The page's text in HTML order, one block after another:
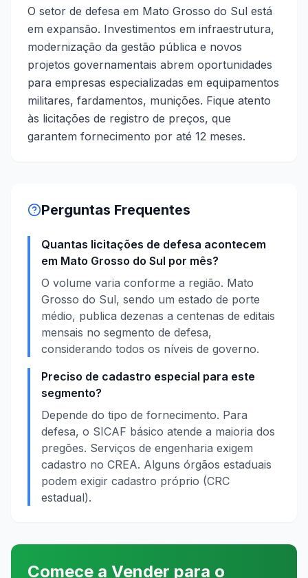
O setor de defesa em Mato Grosso do Sul está
em expansão. Investimentos em infraestrutura,
modernização da gestão pública e novos
projetos governamentais abrem oportunidades
para empresas especializadas em equipamentos
militares, fardamentos, munições. Fique atento
às licitações de registro de preços, que
garantem fornecimento por até 12 meses.
Perguntas Frequentes
Quantas licitações de defesa acontecem
em Mato Grosso do Sul por mês?
O volume varia conforme a região. Mato
Grosso do Sul, sendo um estado de porte
médio, publica dezenas a centenas de editais
mensais no segmento de defesa,
considerando todos os níveis de governo.
Preciso de cadastro especial para este
segmento?
Depende do tipo de fornecimento. Para
defesa, o SICAF básico atende a maioria dos
pregões. Serviços de engenharia exigem
cadastro no CREA. Alguns órgãos estaduais
podem exigir cadastro próprio (CRC
estadual).
Comece a Vender para o